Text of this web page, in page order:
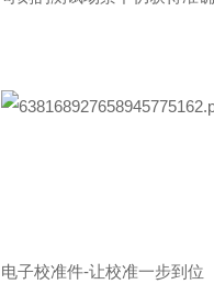
电子校准件-让校准一步到位